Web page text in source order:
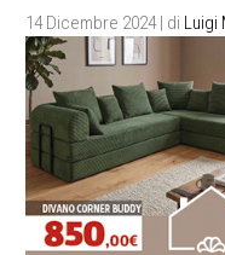
14 Dicembre 2024 | di Luigi